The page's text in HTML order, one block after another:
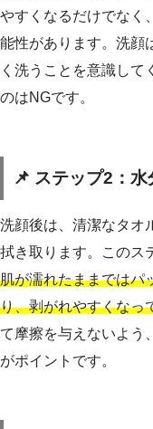
やすくなるだけでなく
能性があります。洗顔
く洗うことを意識して
のはNGです。
📌 ステップ2：
洗顔後は、清潔なタオ
拭き取ります。このス
肌が濡れたままではパ
り、剥がれやすくなっ
て摩擦を与えないよう
がポイントです。